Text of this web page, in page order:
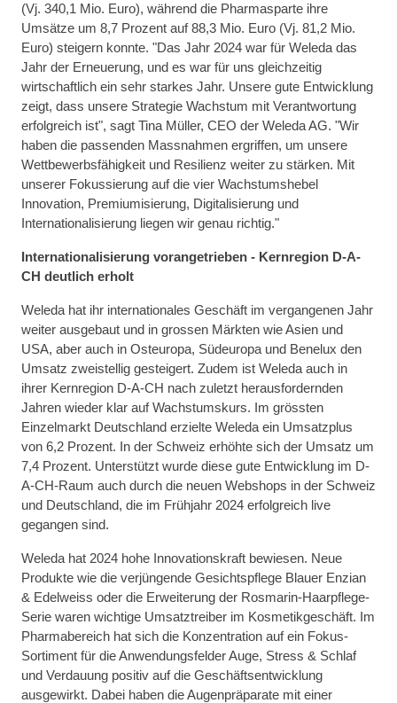
(Vj. 340,1 Mio. Euro), während die Pharmasparte ihre
Umsätze um 8,7 Prozent auf 88,3 Mio. Euro (Vj. 81,2 Mio.
Euro) steigern konnte. "Das Jahr 2024 war für Weleda das
Jahr der Erneuerung, und es war für uns gleichzeitig
wirtschaftlich ein sehr starkes Jahr. Unsere gute Entwicklung
zeigt, dass unsere Strategie Wachstum mit Verantwortung
erfolgreich ist", sagt Tina Müller, CEO der Weleda AG. "Wir
haben die passenden Massnahmen ergriffen, um unsere
Wettbewerbsfähigkeit und Resilienz weiter zu stärken. Mit
unserer Fokussierung auf die vier Wachstumshebel
Innovation, Premiumisierung, Digitalisierung und
Internationalisierung liegen wir genau richtig."
Internationalisierung vorangetrieben - Kernregion D-A-
CH deutlich erholt
Weleda hat ihr internationales Geschäft im vergangenen Jahr
weiter ausgebaut und in grossen Märkten wie Asien und
USA, aber auch in Osteuropa, Südeuropa und Benelux den
Umsatz zweistellig gesteigert. Zudem ist Weleda auch in
ihrer Kernregion D-A-CH nach zuletzt herausfordernden
Jahren wieder klar auf Wachstumskurs. Im grössten
Einzelmarkt Deutschland erzielte Weleda ein Umsatzplus
von 6,2 Prozent. In der Schweiz erhöhte sich der Umsatz um
7,4 Prozent. Unterstützt wurde diese gute Entwicklung im D-
A-CH-Raum auch durch die neuen Webshops in der Schweiz
und Deutschland, die im Frühjahr 2024 erfolgreich live
gegangen sind.
Weleda hat 2024 hohe Innovationskraft bewiesen. Neue
Produkte wie die verjüngende Gesichtspflege Blauer Enzian
& Edelweiss oder die Erweiterung der Rosmarin-Haarpflege-
Serie waren wichtige Umsatztreiber im Kosmetikgeschäft. Im
Pharmabereich hat sich die Konzentration auf ein Fokus-
Sortiment für die Anwendungsfelder Auge, Stress & Schlaf
und Verdauung positiv auf die Geschäftsentwicklung
ausgewirkt. Dabei haben die Augenpräparate mit einer